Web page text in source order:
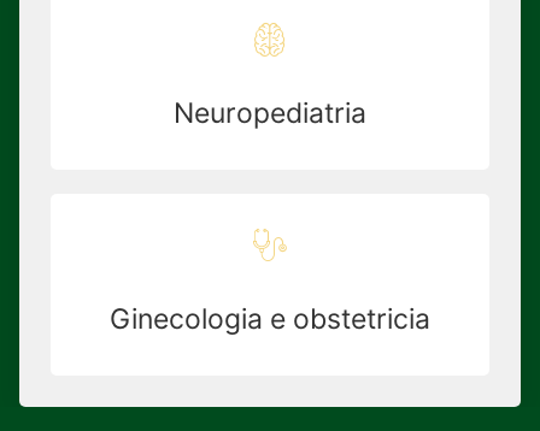
Neuropediatria
Ginecologia e obstetricia